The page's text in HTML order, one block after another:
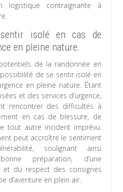
logistique contraignante à
isolé en cas de
en pleine nature.
de la randonnée en
de se sentir isolé en
en pleine nature. Étant
et des services d’urgence,
rencontrer des difficultés à
en cas de blessure, de
tout autre incident imprévu.
peut accroître le sentiment
soulignant ainsi
préparation, d’une
et du respect des consignes
d’aventure en plein air.